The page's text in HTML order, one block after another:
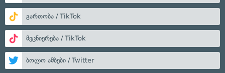
გართობა / TikTok
მეცნიერება / TikTok
ბოლო ამბები / Twitter